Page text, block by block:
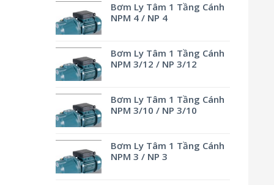
Bơm Ly Tâm 1 Tầng Cánh
NPM 4 / NP 4
Bơm Ly Tâm 1 Tầng Cánh
NPM 3/12 / NP 3/12
Bơm Ly Tâm 1 Tầng Cánh
NPM 3/10 / NP 3/10
Bơm Ly Tâm 1 Tầng Cánh
NPM 3 / NP 3